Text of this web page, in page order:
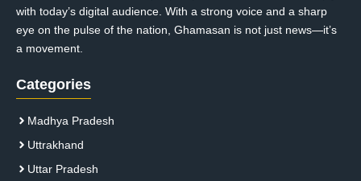
with today’s digital audience. With a strong voice and a sharp
eye on the pulse of the nation, Ghamasan is not just news—it’s
a movement.
Categories
Madhya Pradesh
Uttrakhand
Uttar Pradesh